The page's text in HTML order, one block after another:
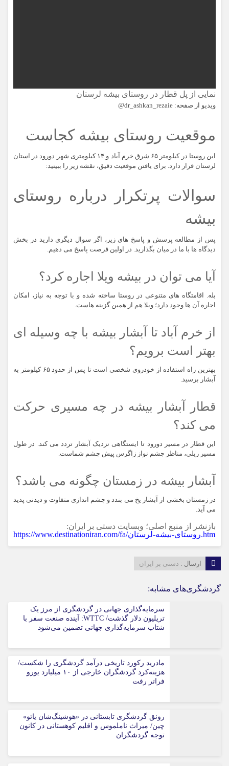
نمایی از پل قطار در روستای بیشه لرستان
ویدیو از صفحه: dr_ashkan_rezaie@
موقعیت روستای بیشه کجاست
این روستا در کیلومتر ۶۵ شرق خرم آباد و ۱۴ کیلومتری شهر دورود در استان
لرستان قرار دارد. برای یافتن موقعیت دقیق، نقشه زیر را ببینید:
سوالات پرتکرار درباره روستای
بیشه
پس از مطالعه پرسش و پاسخ های زیر، اگر سوال دیگری دارید در بخش
دیدگاه ها با ما در میان بگذارید. در اولین فرصت پاسخ می دهیم.
آیا می توان در بیشه ویلا اجاره کرد؟
بله. اقامتگاه های متنوعی در روستا ساخته شده و با توجه به نیاز، امکان
اجاره آن ها وجود دارد؛ ویلا هم از همین گزینه هاست.
از خرم آباد تا آبشار بیشه با چه وسیله ای
بهتر است برویم؟
بهترین راه استفاده از خودروی شخصی است تا پس از حدود ۶۵ کیلومتر به
آبشار برسید.
قطار آبشار بیشه در چه مسیری حرکت
می کند؟
این قطار در مسیر دورود تا ایستگاهی نزدیک آبشار تردد می کند. در طول
مسیر ریلی، مناظر چشم نواز زاگرس پیش چشم شماست.
آبشار بیشه در زمستان چگونه می‌ باشد؟
در زمستان بخشی از آبشار یخ می بندد و چشم اندازی متفاوت و دیدنی پدید
می آید.
بازنشر از منبع اصلی؛ وبسایت دستی بر ایران:
https://www.destinationiran.com/fa/روستای-بیشه-لرستان.htm
ارسال : دستی بر ایران
گردشگری‌های مشابه:
سرمایه‌گذاری جهانی در گردشگری از مرز یک
تریلیون دلار گذشت/ WTTC: آینده صنعت سفر با
شتاب سرمایه‌گذاری جهانی تضمین می‌شود
مادرید رکورد تاریخی درآمد گردشگری را شکست/
هزینه‌کرد گردشگران خارجی از ۱۰ میلیارد یورو
فراتر رفت
رونق گردشگری تابستانی در «هوشینگ‌شان یائو»
چین/ میراث ناملموس و اقلیم کوهستانی در کانون
توجه گردشگران